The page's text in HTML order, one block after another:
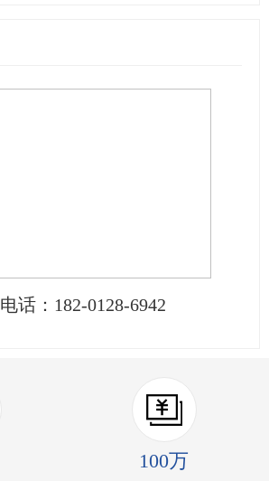
电话： 182-0128-6942
100万